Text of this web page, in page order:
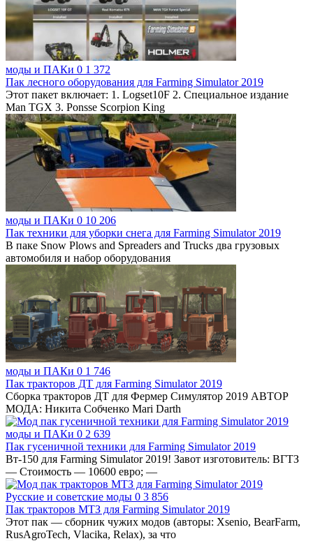
моды и ПАКи 0 1 372
Пак лесного оборудования для Farming Simulator 2019
Этот пакет включает: 1. Logset10F 2. Специальное издание
Man TGX 3. Ponsse Scorpion King
моды и ПАКи 0 10 206
Пак техники для уборки снега для Farming Simulator 2019
В паке Snow Plows and Spreaders and Trucks два грузовых
автомобиля и набор оборудования
моды и ПАКи 0 1 746
Пак тракторов ДТ для Farming Simulator 2019
Сборка тракторов ДТ для Фермер Симулятор 2019 АВТОР
МОДА: Никита Собченко Mari Darth
моды и ПАКи 0 2 639
Пак гусеничной техники для Farming Simulator 2019
Вт-150 для Farming Simulator 2019! Завот изготовитель: ВГТЗ
— Стоимость — 10600 евро; —
Русские и советские моды 0 3 856
Пак тракторов МТЗ для Farming Simulator 2019
Этот пак — сборник чужих модов (авторы: Xsenio, BearFarm,
RusAgroTech, Vlacika, Relax), за что